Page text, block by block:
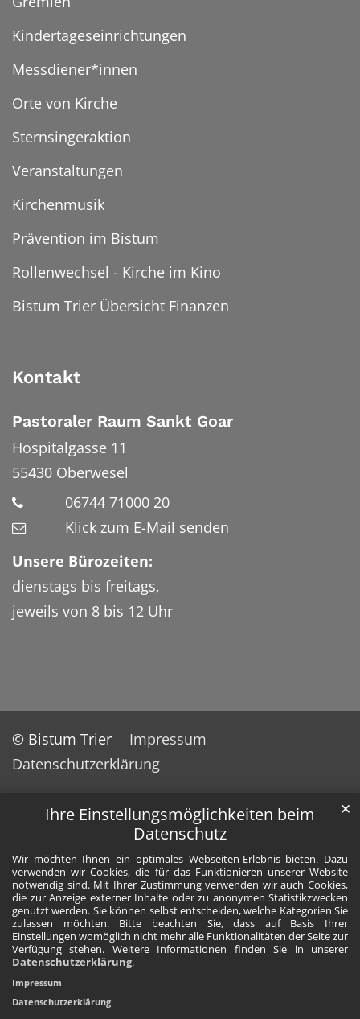
Ihre Einstellungsmöglichkeiten beim
Datenschutz
Wir möchten Ihnen ein optimales Webseiten-Erlebnis bieten. Dazu
verwenden wir Cookies, die für das Funktionieren unserer Website
notwendig sind. Mit Ihrer Zustimmung verwenden wir auch Cookies,
die zur Anzeige externer Inhalte oder zu anonymen Statistikzwecken
genutzt werden. Sie können selbst entscheiden, welche Kategorien Sie
zulassen möchten. Bitte beachten Sie, dass auf Basis Ihrer
Einstellungen womöglich nicht mehr alle Funktionalitäten der Seite zur
Verfügung stehen. Weitere Informationen finden Sie in unserer
Datenschutzerklärung.
✕
Impressum
Datenschutzerklärung
Kindertageseinrichtungen
Messdiener*innen
Orte von Kirche
Sternsingeraktion
Veranstaltungen
Kirchenmusik
Prävention im Bistum
Rollenwechsel - Kirche im Kino
Bistum Trier Übersicht Finanzen
Kontakt
Pastoraler Raum Sankt Goar
Hospitalgasse 11
55430 Oberwesel
06744 71000 20
Klick zum E-Mail senden
Unsere Bürozeiten:
dienstags bis freitags,
jeweils von 8 bis 12 Uhr
© Bistum Trier
Impressum
Datenschutzerklärung